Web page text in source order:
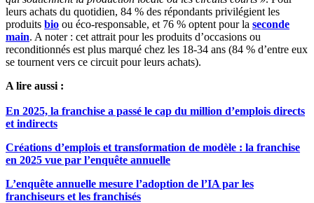
leurs achats du quotidien, 84 % des répondants privilégient les
produits bio ou éco-responsable, et 76 % optent pour la seconde
main. A noter : cet attrait pour les produits d’occasions ou
reconditionnés est plus marqué chez les 18-34 ans (84 % d’entre eux
se tournent vers ce circuit pour leurs achats).
A lire aussi :
En 2025, la franchise a passé le cap du million d’emplois directs
et indirects
Créations d’emplois et transformation de modèle : la franchise
en 2025 vue par l’enquête annuelle
L’enquête annuelle mesure l’adoption de l’IA par les
franchiseurs et les franchisés